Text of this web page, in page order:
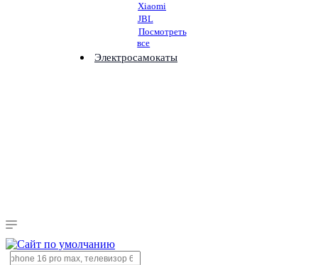
Xiaomi
JBL
Посмотреть
все
Электросамокаты